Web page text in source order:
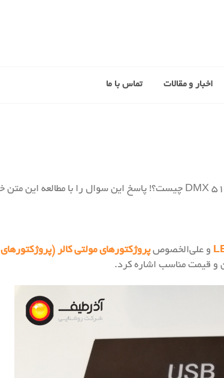
اخبار و مقالات تماس با ما
و علی‌الخصوصپروژکتورهای مولتی کالر (پروژکتورهای RGB)